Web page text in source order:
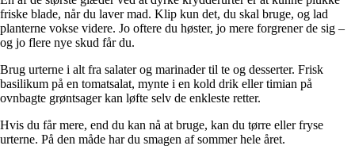
friske blade, når du laver mad. Klip kun det, du skal bruge, og lad
planterne vokse videre. Jo oftere du høster, jo mere forgrener de sig –
og jo flere nye skud får du.
Brug urterne i alt fra salater og marinader til te og desserter. Frisk
basilikum på en tomatsalat, mynte i en kold drik eller timian på
ovnbagte grøntsager kan løfte selv de enkleste retter.
Hvis du får mere, end du kan nå at bruge, kan du tørre eller fryse
urterne. På den måde har du smagen af sommer hele året.